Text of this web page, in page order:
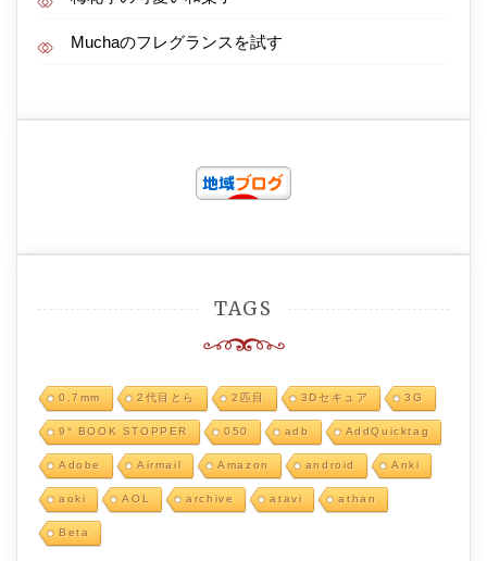
Muchaのフレグランスを試す
TAGS
0.7mm 2代目とら 2匹目 3Dセキュア 3G
9° BOOK STOPPER 050 adb AddQuicktag
Adobe Airmail Amazon android Anki
aoki AOL archive atavi athan
Beta